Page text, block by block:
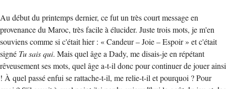
Au début du printemps dernier, ce fut un très court message en
provenance du Maroc, très facile à élucider. Juste trois mots, je m'en
souviens comme si c'était hier : « Candeur – Joie – Espoir » et c'était
signé Tu sais qui. Mais quel âge a Dady, me disais-je en répétant
rêveusement ses mots, quel âge a-t-il donc pour continuer de jouer ainsi
! À quel passé enfui se rattache-t-il, me relie-t-il et pourquoi ? Pour